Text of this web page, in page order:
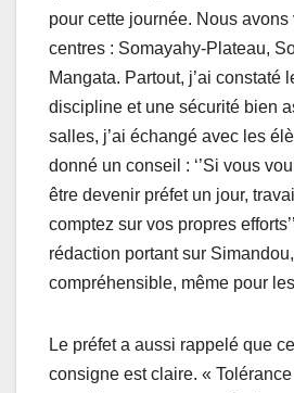
pour cette journée. Nous avons
centres : Somayahy-Plateau,
Mangata. Partout, j’ai constaté
discipline et une sécurité bien
salles, j’ai échangé avec les
donné un conseil : ‘’Si vous
être devenir préfet un jour,
comptez sur vos propres
rédaction portant sur
compréhensible, même pour
Le préfet a aussi rappelé que
consigne est claire. «